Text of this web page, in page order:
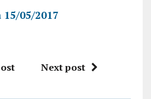
05/2017
Next post